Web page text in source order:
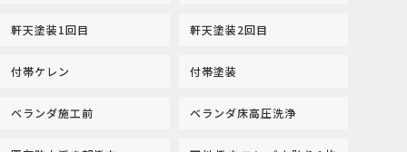
軒天塗装1回目 軒天塗装2回目
付帯ケレン 付帯塗装
ベランダ施工前 ベランダ床高圧洗浄